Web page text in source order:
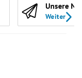
Unsere
Weiter